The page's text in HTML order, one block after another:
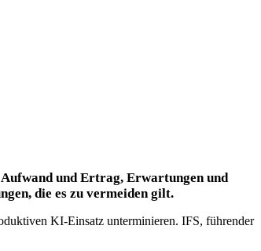
und Ertrag, Erwartungen und
die es zu vermeiden gilt.
KI-Einsatz unterminieren. IFS, führender